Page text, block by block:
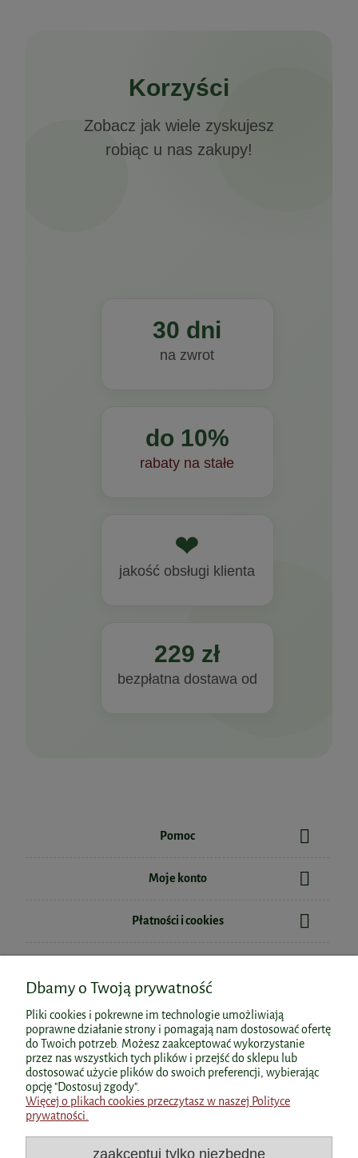
Korzyści
Zobacz jak wiele zyskujesz
robiąc u nas zakupy!
30 dni
na zwrot
do 10%
rabaty na stałe
❤
jakość obsługi klienta
229 zł
bezpłatna dostawa od
Pomoc
Moje konto
Płatności i cookies
Polecane kategorie
Dbamy o Twoją prywatność
Pliki cookies i pokrewne im technologie umożliwiają
poprawne działanie strony i pomagają nam dostosować ofertę
do Twoich potrzeb. Możesz zaakceptować wykorzystanie
przez nas wszystkich tych plików i przejść do sklepu lub
dostosować użycie plików do swoich preferencji, wybierając
opcję "Dostosuj zgody".
Więcej o plikach cookies przeczytasz w naszej Polityce
prywatności.
zaakceptuj tylko niezbędne